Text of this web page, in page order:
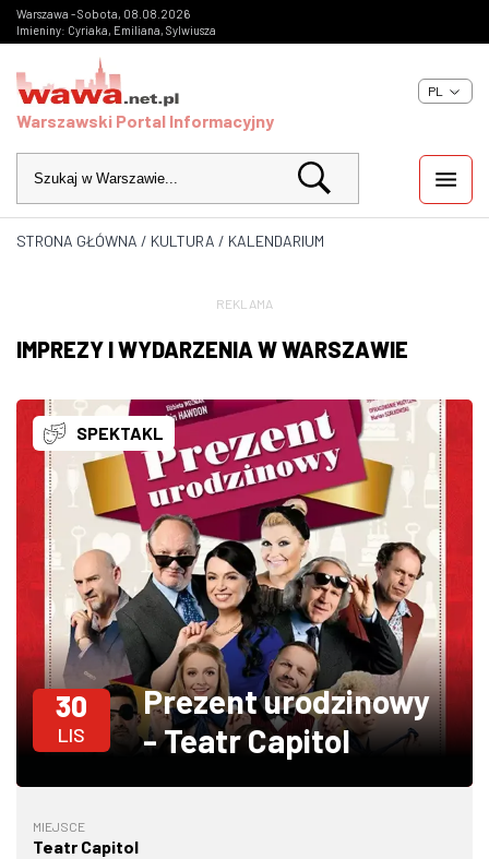
Warszawa - Sobota, 08.08.2026
Imieniny: Cyriaka, Emiliana, Sylwiusza
Warszawski Portal Informacyjny
PL
WIADOMOŚCI
IMPREZY
KULTURA
ZDJĘCIA
W WARSZAWIE
MARKETPLACE
STRONA GŁÓWNA / KULTURA / KALENDARIUM
REKLAMA
IMPREZY I WYDARZENIA W WARSZAWIE
SPEKTAKL
30
LIS
Prezent urodzinowy
- Teatr Capitol
MIEJSCE
Teatr Capitol